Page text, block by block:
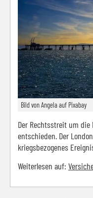
Bild von Angela auf Pixabay
Der Rechtsstreit um
entschieden. Der
kriegsbezogenes
Weiterlesen auf: